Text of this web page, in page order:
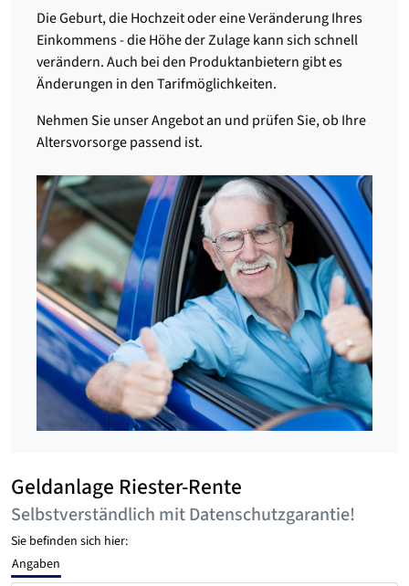
Die Geburt, die Hochzeit oder eine Veränderung Ihres
Einkommens - die Höhe der Zulage kann sich schnell
verändern. Auch bei den Produktanbietern gibt es
Änderungen in den Tarifmöglichkeiten.
Nehmen Sie unser Angebot an und prüfen Sie, ob Ihre
Altersvorsorge passend ist.
Geldanlage Riester-Rente
Selbstverständlich mit Datenschutzgarantie!
Sie befinden sich hier:
Angaben